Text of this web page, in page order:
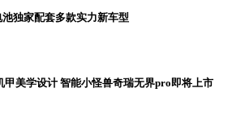
独家配套多款实力新车型
甲美学设计 智能小怪兽奇瑞无界pro即将上市